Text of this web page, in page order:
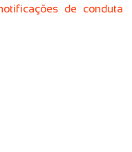
de conduta